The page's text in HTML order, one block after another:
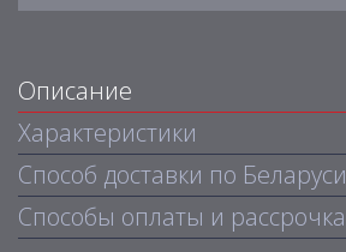
Описание
Характеристики
Способ доставки по Беларуси
Способы оплаты и рассрочка